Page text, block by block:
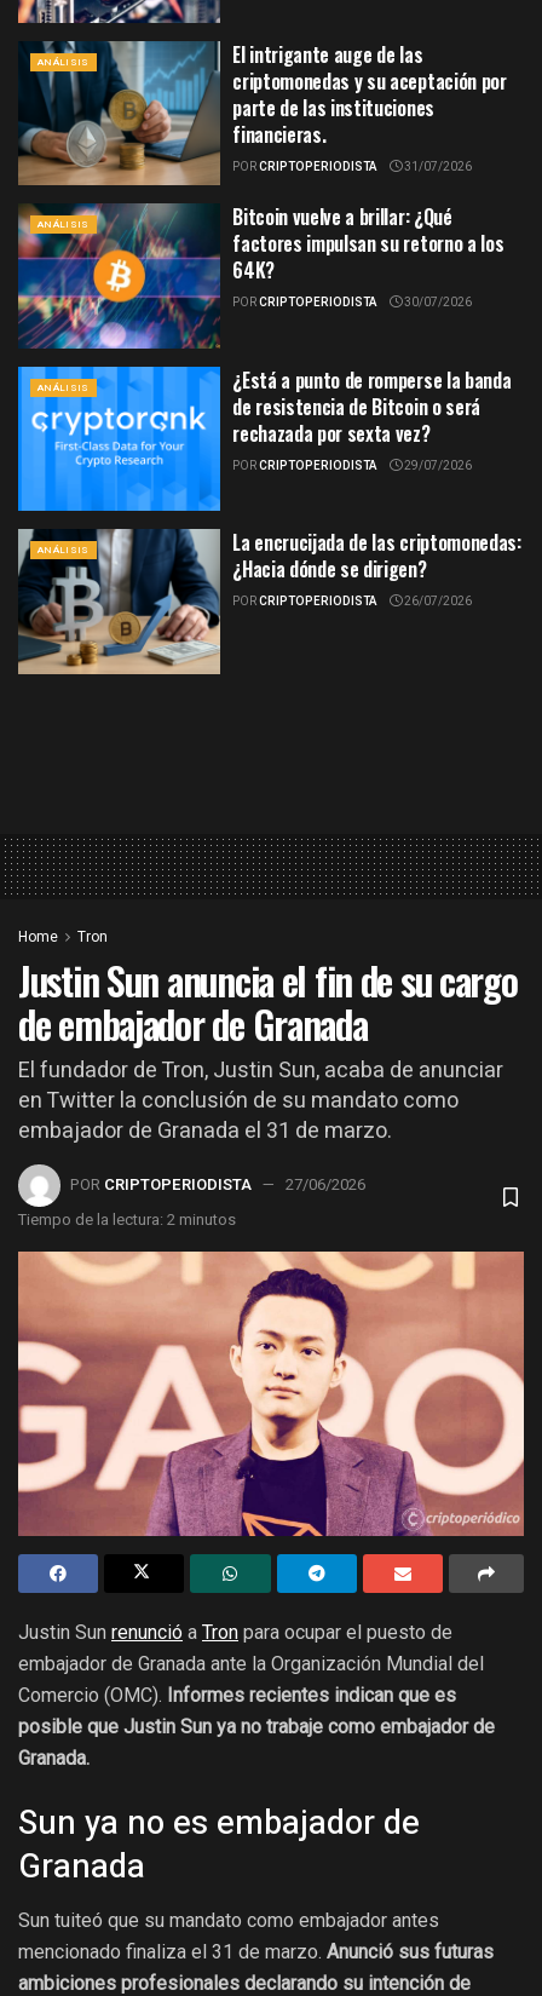
ANÁLISIS
El intrigante auge de las
criptomonedas y su aceptación por
parte de las instituciones
financieras.
PORCRIPTOPERIODISTA 31/07/2026
ANÁLISIS
Bitcoin vuelve a brillar: ¿Qué
factores impulsan su retorno a los
64K?
PORCRIPTOPERIODISTA 30/07/2026
ANÁLISIS
¿Está a punto de romperse la banda
de resistencia de Bitcoin o será
rechazada por sexta vez?
PORCRIPTOPERIODISTA 29/07/2026
ANÁLISIS
La encrucijada de las criptomonedas:
¿Hacia dónde se dirigen?
PORCRIPTOPERIODISTA 26/07/2026
Home Tron
Justin Sun anuncia el fin de su cargo
de embajador de Granada
El fundador de Tron, Justin Sun, acaba de anunciar
en Twitter la conclusión de su mandato como
embajador de Granada el 31 de marzo.
POR CRIPTOPERIODISTA
27/06/2026
Tiempo de la lectura: 2 minutos
Justin Sun renunció a Tron para ocupar el puesto de
embajador de Granada ante la Organización Mundial del
Comercio (OMC). Informes recientes indican que es
posible que Justin Sun ya no trabaje como embajador de
Granada.
Sun ya no es embajador de
Granada
Sun tuiteó que su mandato como embajador antes
mencionado finaliza el 31 de marzo. Anunció sus futuras
ambiciones profesionales declarando su intención de